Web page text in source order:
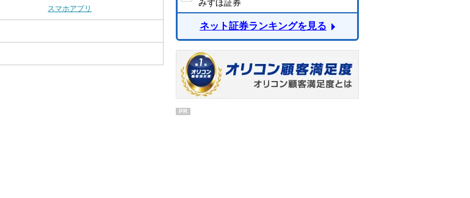
スマホアプリ
みずほ証券
ネット証券ランキングを見る
PR